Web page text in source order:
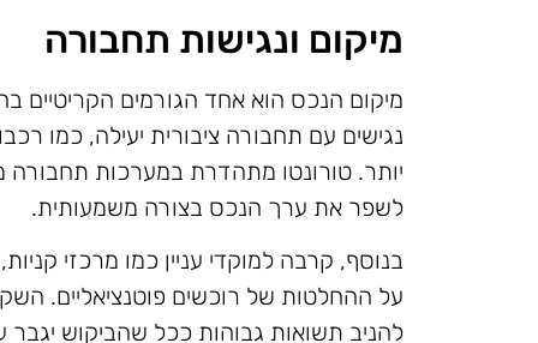
מיקום ונגישות תחבורה
מיקום הנכס הוא אחד הגורמים הקריטיים
נגישים עם תחבורה ציבורית יעילה, כמו
יותר. טורונטו מתהדרת במערכות תחבורה
לשפר את ערך הנכס בצורה משמעותית.
בנוסף, קרבה למוקדי עניין כמו מרכזי
על ההחלטות של רוכשים פוטנציאליים.
להניב תשואות גבוהות ככל שהביקוש